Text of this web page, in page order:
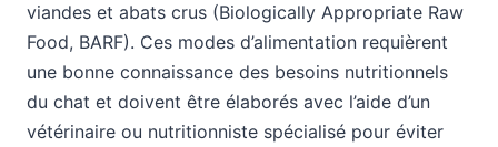
viandes et abats crus (Biologically Appropriate Raw
Food, BARF). Ces modes d’alimentation requièrent
une bonne connaissance des besoins nutritionnels
du chat et doivent être élaborés avec l’aide d’un
vétérinaire ou nutritionniste spécialisé pour éviter